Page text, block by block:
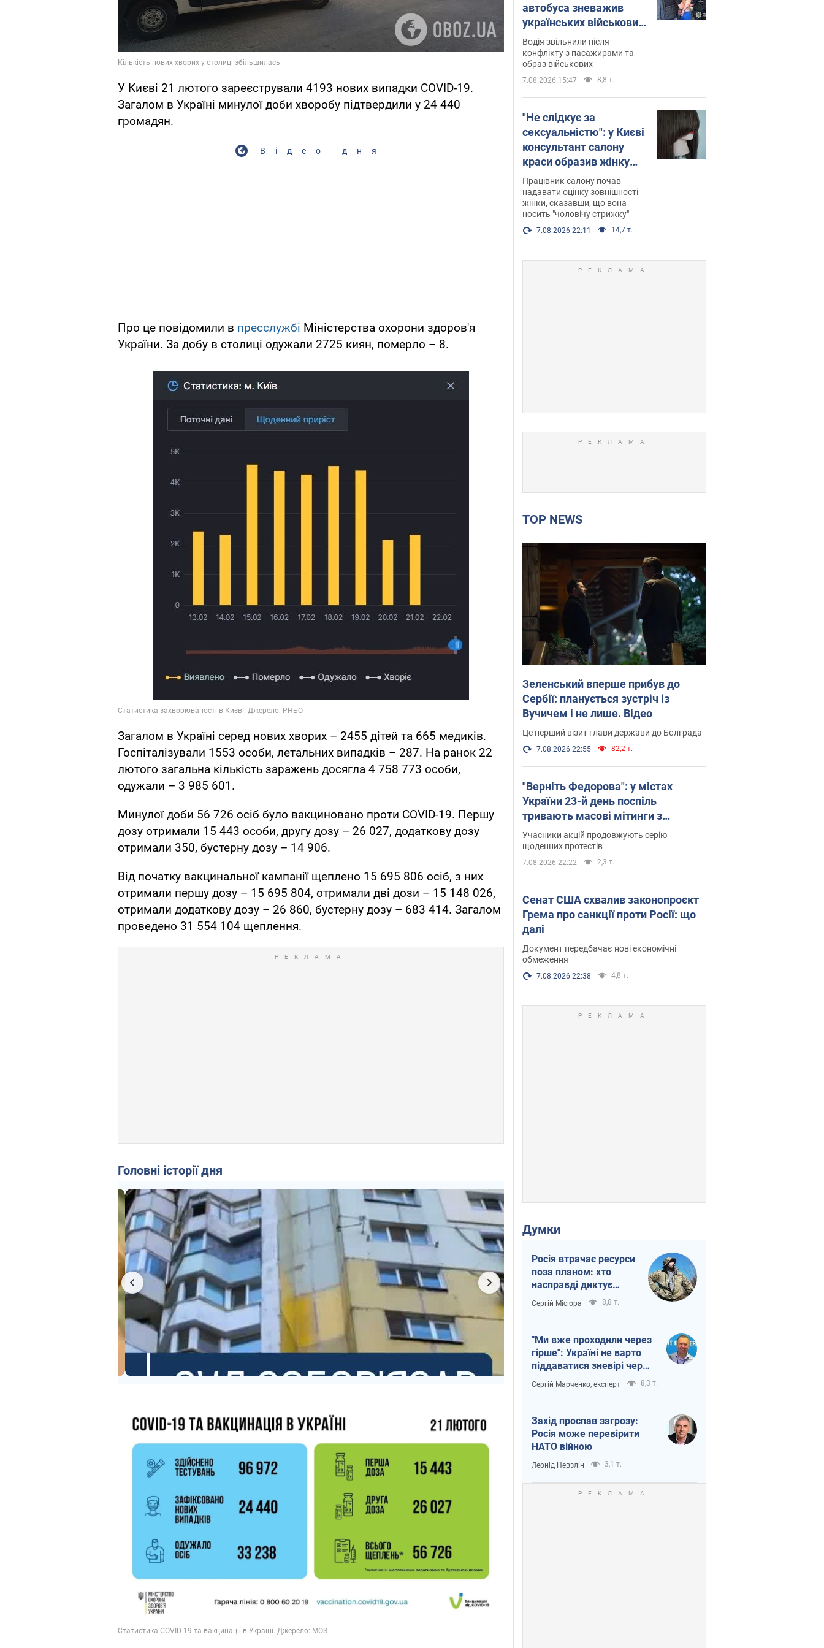
У Києві 21 лютого зареєстрували 4193 нових випадки COVID-19.
Загалом в Україні минулої доби хворобу підтвердили у 24 440
громадян.
Відео дня
Про це повідомили в пресслужбі Міністерства охорони здоров'я
України. За добу в столиці одужали 2725 киян, померло – 8.
Загалом в Україні серед нових хворих – 2455 дітей та 665 медиків.
Госпіталізували 1553 особи, летальних випадків – 287. На ранок 22
лютого загальна кількість заражень досягла 4 758 773 особи,
одужали – 3 985 601.
Минулої доби 56 726 осіб було вакциновано проти COVID-19. Першу
дозу отримали 15 443 особи, другу дозу – 26 027, додаткову дозу
отримали 350, бустерну дозу – 14 906.
Від початку вакцинальної кампанії щеплено 15 695 806 осіб, з них
отримали першу дозу – 15 695 804, отримали дві дози – 15 148 026,
отримали додаткову дозу – 26 860, бустерну дозу – 683 414. Загалом
проведено 31 554 104 щеплення.
Головні історії дня
автобуса зневажив
українських військових
і поплатився. Відео
Водія звільнили після
конфлікту з пасажирами та
образ військових
7.08.2026 15:47 8,8 т.
"Не слідкує за
сексуальністю": у Києві
консультант салону
краси образив жінку
після хімієтерапії,
розгорівся скандал.
Фото
Працівник салону почав
надавати оцінку зовнішності
жінки, сказавши, що вона
носить "чоловічу стрижку"
7.08.2026 22:11 14,7 т.
TOP NEWS
Зеленський вперше прибув до
Сербії: планується зустріч із
Вучичем і не лише. Відео
Це перший візит глави держави до Бєлграда
7.08.2026 22:55 82,2 т.
"Верніть Федорова": у містах
України 23-й день поспіль
тривають масові мітинги з
картонками. Фото і відео
Учасники акцій продовжують серію
щоденних протестів
7.08.2026 22:22 2,3 т.
Сенат США схвалив законопроєкт
Грема про санкції проти Росії: що
далі
Документ передбачає нові економічні
обмеження
7.08.2026 22:38 4,8 т.
Думки
Росія втрачає ресурси
поза планом: хто
насправді диктує
темп війни
Сергій Місюра 8,8 т.
"Ми вже проходили через
гірше": Україні не варто
піддаватися зневірі через
ракетний терор
Сергій Марченко, експерт 8,3 т.
Захід проспав загрозу:
Росія може перевірити
НАТО війною
Леонід Невзлін 3,1 т.